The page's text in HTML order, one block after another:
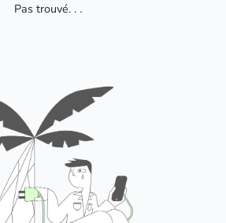
Pas trouvé. . .